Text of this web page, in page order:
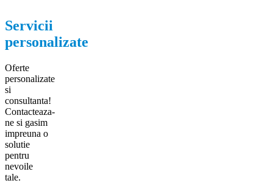
Servicii
personalizate
Oferte
personalizate
si
consultanta!
Contacteaza-
ne si gasim
impreuna o
solutie
pentru
nevoile
tale.